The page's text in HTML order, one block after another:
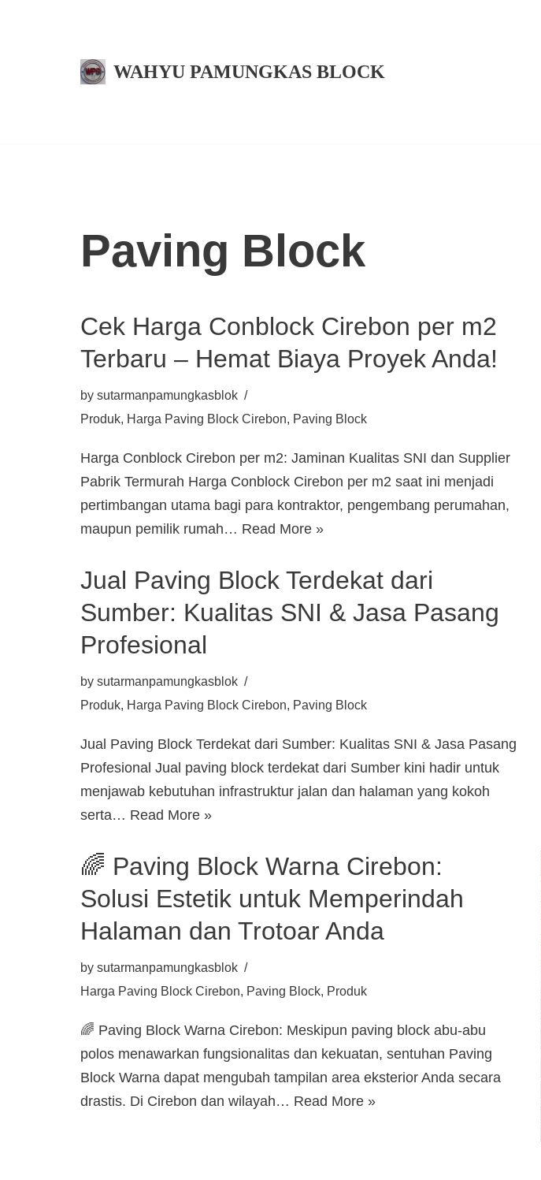
WAHYU PAMUNGKAS BLOCK
Paving Block
Cek Harga Conblock Cirebon per m2
Terbaru – Hemat Biaya Proyek Anda!
by sutarmanpamungkasblok
Produk, Harga Paving Block Cirebon, Paving Block
Harga Conblock Cirebon per m2: Jaminan Kualitas SNI dan Supplier
Pabrik Termurah Harga Conblock Cirebon per m2 saat ini menjadi
pertimbangan utama bagi para kontraktor, pengembang perumahan,
maupun pemilik rumah… Read More »
Jual Paving Block Terdekat dari
Sumber: Kualitas SNI & Jasa Pasang
Profesional
by sutarmanpamungkasblok
Produk, Harga Paving Block Cirebon, Paving Block
Jual Paving Block Terdekat dari Sumber: Kualitas SNI & Jasa Pasang
Profesional Jual paving block terdekat dari Sumber kini hadir untuk
menjawab kebutuhan infrastruktur jalan dan halaman yang kokoh
serta… Read More »
🌈 Paving Block Warna Cirebon:
Solusi Estetik untuk Memperindah
Halaman dan Trotoar Anda
by sutarmanpamungkasblok
Harga Paving Block Cirebon, Paving Block, Produk
🌈 Paving Block Warna Cirebon: Meskipun paving block abu-abu
polos menawarkan fungsionalitas dan kekuatan, sentuhan Paving
Block Warna dapat mengubah tampilan area eksterior Anda secara
drastis. Di Cirebon dan wilayah… Read More »